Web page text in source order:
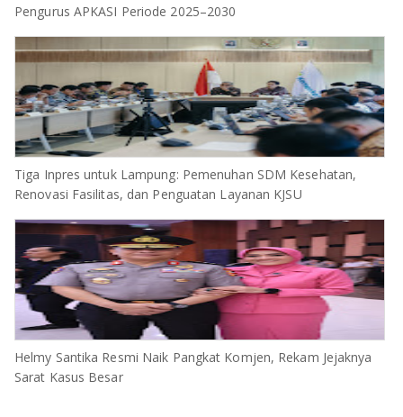
Pengurus APKASI Periode 2025–2030
Tiga Inpres untuk Lampung: Pemenuhan SDM Kesehatan,
Renovasi Fasilitas, dan Penguatan Layanan KJSU
Helmy Santika Resmi Naik Pangkat Komjen, Rekam Jejaknya
Sarat Kasus Besar